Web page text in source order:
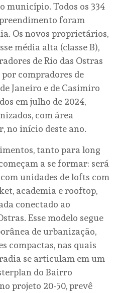
município. Todos os 334
foram
Os novos proprietários,
média alta (classe B),
de Rio das Ostras
por compradores de
Janeiro e de Casimiro
em julho de 2024,
com área
no início deste ano.
tanto para long
a se formar: será
unidades de lofts com
academia e rooftop,
conectado ao
Esse modelo segue
de urbanização,
compactas, nas quais
se articulam em um
do Bairro
projeto 20-50, prevê